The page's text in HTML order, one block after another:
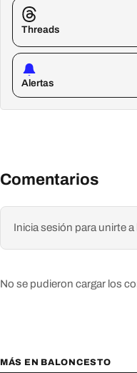
Threads
Alertas
Comentarios
Inicia sesión para unirte
No se pudieron cargar los
MÁS EN BALONCESTO